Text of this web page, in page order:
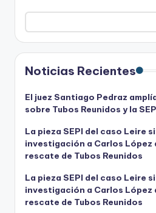
Noticias Recientes
El juez Santiago Pedraz
sobre Tubos Reunidos y la
La pieza SEPI del caso Leire
investigación a Carlos López
rescate de Tubos Reunidos
La pieza SEPI del caso Leire
investigación a Carlos López
rescate de Tubos Reunidos